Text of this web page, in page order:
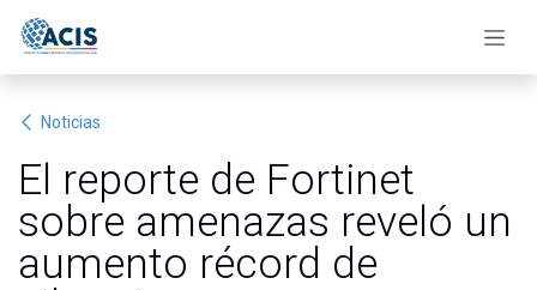
Noticias
El reporte de Fortinet
sobre amenazas reveló un
aumento récord de